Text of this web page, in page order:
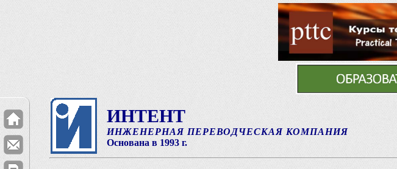
ИНТЕНТ
ИНЖЕНЕРНАЯ ПЕРЕВОДЧЕСКАЯ КОМПАНИЯ
Основана в 1993 г.